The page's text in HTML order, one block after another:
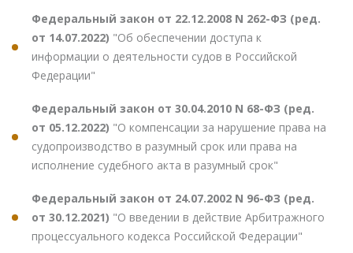
Федеральный закон от 22.12.2008 N 262-ФЗ (ред.
от 14.07.2022) "Об обеспечении доступа к
информации о деятельности судов в Российской
Федерации"
Федеральный закон от 30.04.2010 N 68-ФЗ (ред.
от 05.12.2022) "О компенсации за нарушение права на
судопроизводство в разумный срок или права на
исполнение судебного акта в разумный срок"
Федеральный закон от 24.07.2002 N 96-ФЗ (ред.
от 30.12.2021) "О введении в действие Арбитражного
процессуального кодекса Российской Федерации"